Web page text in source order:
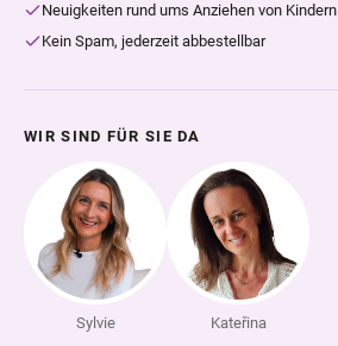
Neuigkeiten rund ums Anziehen von Kindern
Kein Spam, jederzeit abbestellbar
WIR SIND FÜR SIE DA
Sylvie Kateřina